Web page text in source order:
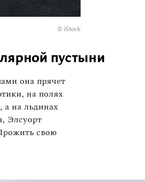
© iStock
пустыни
она прячет
на полях
а на льдинах
Элсуорт
свою